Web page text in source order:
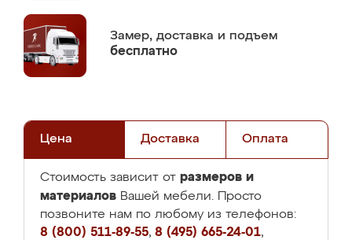
Замер, доставка и подъем
бесплатно
Цена Доставка Оплата
Стоимость зависит от размеров и
материалов Вашей мебели. Просто
позвоните нам по любому из телефонов:
8 (800) 511-89-55, 8 (495) 665-24-01,